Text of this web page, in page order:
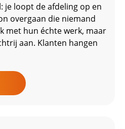
je loopt de afdeling op en
overgaan die niemand
met hun échte werk, maar
aan. Klanten hangen